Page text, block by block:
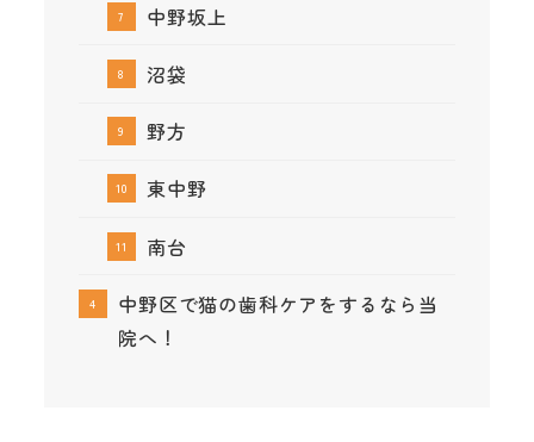
中野坂上
沼袋
野方
東中野
南台
中野区で猫の歯科ケアをするなら当
院へ！